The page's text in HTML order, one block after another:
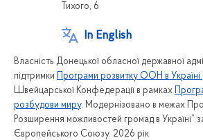
Тихого, 6
In English
Власність Донецької обласної державної
підтримки Програми розвитку ООН в Україні
Швейцарської Конфедерації в рамках
розбудови миру. Модернізовано в межах
Розширення можливостей громад в Україні”
Європейського Союзу. 2026 рік